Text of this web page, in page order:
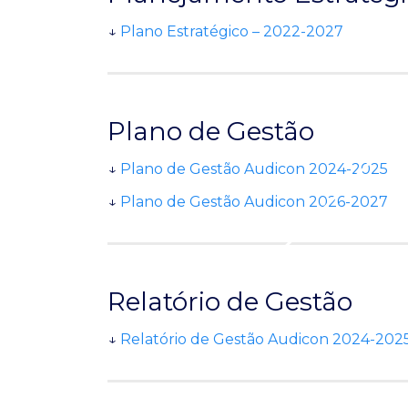
↓ Plano Estratégico – 2022-2027
Plano de Gestão
↓ Plano de Gestão Audicon 2024-2025
↓ Plano de Gestão Audicon 2026-2027
Relatório de Gestão
↓ Relatório de Gestão Audicon 2024-